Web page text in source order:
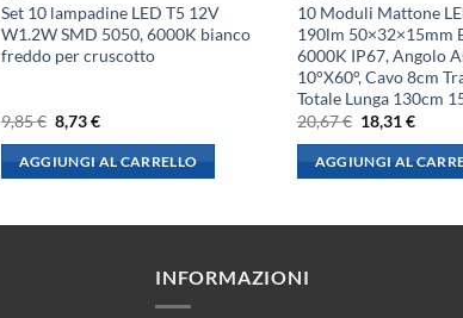
Set 10 lampadine LED T5 12V
W1.2W SMD 5050, 6000K bianco
freddo per cruscotto
9,85€ Il
prezzo
originale
era:
8,73€Il
attuale
è:
AGGIUNGI AL CARRELLO
10 Moduli Mattone
190lm 50×32×15mm
6000K IP67, Angolo
10°X60°, Cavo 8cm
Totale Lunga 130cm
20,67€ Il
prezzo
originale
era:
18,31€Il
è:
AGGIUNGI AL
INFORMAZIONI